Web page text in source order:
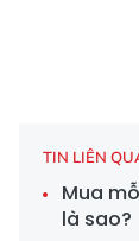
TIN LIÊN
Mua
là sao?